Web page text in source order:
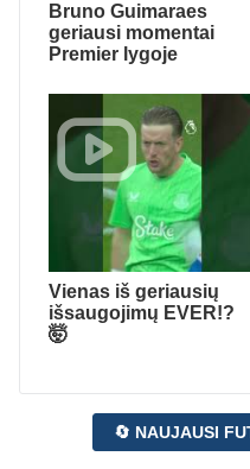
Bruno Guimaraes
geriausi momentai
Premier lygoje
Vienas iš geriausių
išsaugojimų EVER!?
🤯
🔄 NAUJAUSI